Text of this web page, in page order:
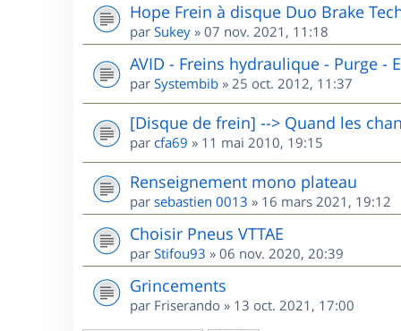
Hope Frein à disque Duo Brake
par Sukey » 07 nov. 2021, 11:18
AVID - Freins hydraulique - Purge -
par Systembib » 25 oct. 2012, 11:37
[Disque de frein] --> Quand les
par cfa69 » 11 mai 2010, 19:15
Renseignement mono plateau
par sebastien 0013 » 16 mars 2021, 19:12
Choisir Pneus VTTAE
par Stifou93 » 06 nov. 2020, 20:39
Grincements
par Friserando » 13 oct. 2021, 17:00